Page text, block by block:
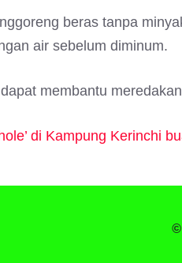
beras tanpa
air sebelum diminum.
membantu
di Kampung Kerinchi
©